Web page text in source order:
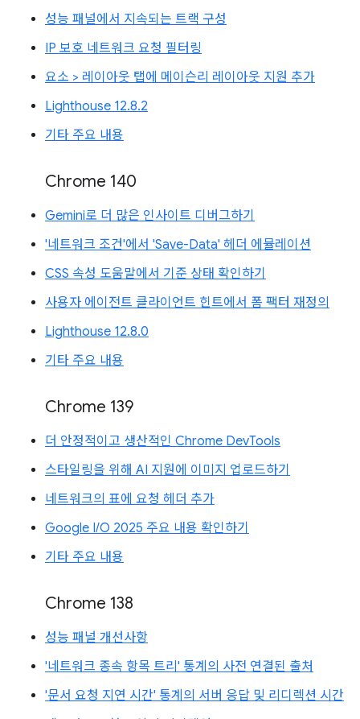
성능 패널에서 지속되는 트랙 구성
IP 보호 네트워크 요청 필터링
요소 > 레이아웃 탭에 메이슨리 레이아웃 지원 추가
Lighthouse 12.8.2
기타 주요 내용
Chrome 140
Gemini로 더 많은 인사이트 디버그하기
'네트워크 조건'에서 'Save-Data' 헤더 에뮬레이션
CSS 속성 도움말에서 기준 상태 확인하기
사용자 에이전트 클라이언트 힌트에서 폼 팩터 재정의
Lighthouse 12.8.0
기타 주요 내용
Chrome 139
더 안정적이고 생산적인 Chrome DevTools
스타일링을 위해 AI 지원에 이미지 업로드하기
네트워크의 표에 요청 헤더 추가
Google I/O 2025 주요 내용 확인하기
기타 주요 내용
Chrome 138
성능 패널 개선사항
'네트워크 종속 항목 트리' 통계의 사전 연결된 출처
'문서 요청 지연 시간' 통계의 서버 응답 및 리디렉션 시간